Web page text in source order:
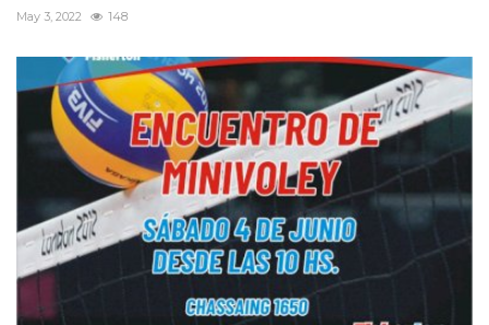
May 3, 2022 148